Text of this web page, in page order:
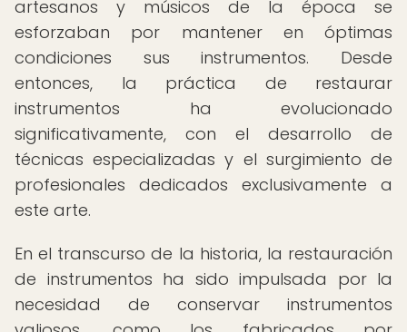
artesanos y músicos de la época se
esforzaban por mantener en óptimas
condiciones sus instrumentos. Desde
entonces, la práctica de restaurar
instrumentos ha evolucionado
significativamente, con el desarrollo de
técnicas especializadas y el surgimiento de
profesionales dedicados exclusivamente a
este arte.
En el transcurso de la historia, la restauración
de instrumentos ha sido impulsada por la
necesidad de conservar instrumentos